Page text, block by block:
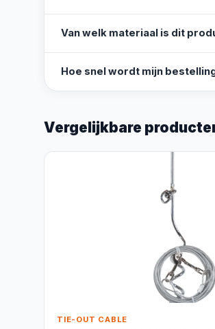
Van welk materiaal is dit
Hoe snel wordt mijn
Vergelijkbare
TIE-OUT CABLE